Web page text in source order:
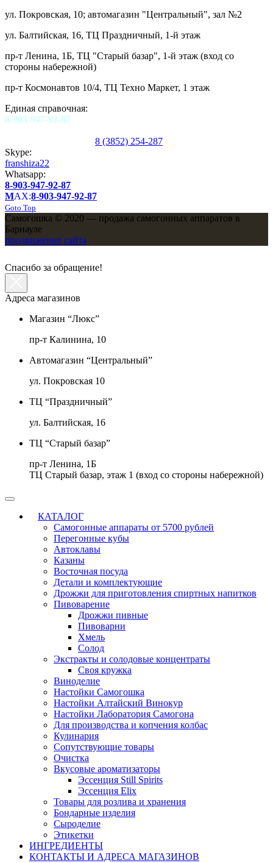
ул. Покровская, 10; автомагазин "Центральный", зал №2
ул. Балтийская, 16, ТЦ Праздничный, 1-й этаж
пр-т Ленина, 1Б, ТЦ "Старый базар", 1-й этаж (вход со
стороны набережной)
пр-т Космонавтов 10/4, ТЦ Техно Маркет, 1 этаж
Единая справочная:
8-903-947-92-87
8 (3852) 254-287
Skype:
franshiza22
Whatsapp:
8-903-947-92-87
MAX:8-903-947-92-87
Goto Top
Самогошка © 2020 — продажа самогонных аппаратов в
Барнауле
продвижение сайта
Спасибо за обращение!
Адреса магазинов
Магазин “Люкс”
пр-т Калинина, 10
Автомагазин “Центральный”
ул. Покровская 10
ТЦ “Праздничный”
ул. Балтийская, 16
ТЦ “Старый базар”
пр-т Ленина, 1Б
ТЦ Старый базар, этаж 1 (вход со стороны набережной)
КАТАЛОГ
Самогонные аппараты от 5700 рублей
Перегонные кубы
Автоклавы
Казаны
Восточная посуда
Детали и комплектующие
Дрожжи для приготовления спиртных напитков
Пивоварение
Дрожжи пивные
Пивоварни
Хмель
Солод
Экстракты и солодовые концентраты
Своя кружка
Виноделие
Настойки Самогошка
Настойки Алтайский Винокур
Настойки Лаборатория Самогона
Для производства и копчения колбас
Кулинария
Сопутствующие товары
Очистка
Вкусовые ароматизаторы
Эссенция Still Spirits
Эссенция Elix
Товары для розлива и хранения
Бондарные изделия
Cыроделие
Этикетки
ИНГРЕДИЕНТЫ
КОНТАКТЫ И АДРЕСА МАГАЗИНОВ